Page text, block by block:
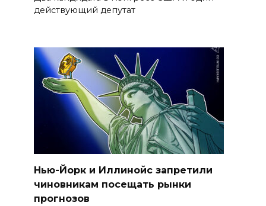
действующий депутат
Нью-Йорк и Иллинойс запретили
чиновникам посещать рынки
прогнозов